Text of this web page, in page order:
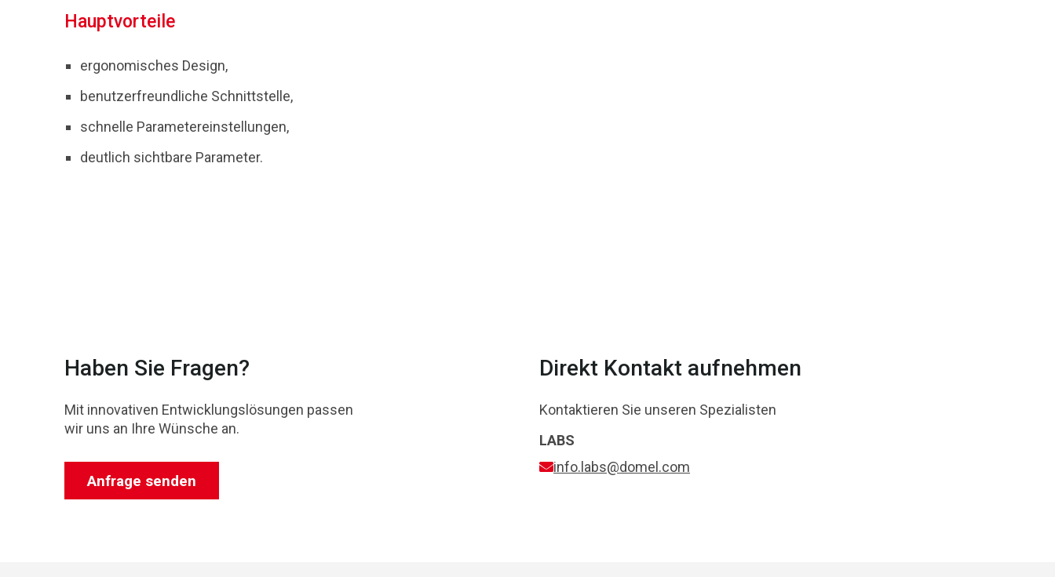
Hauptvorteile
ergonomisches Design,
benutzerfreundliche Schnittstelle,
schnelle Parametereinstellungen,
deutlich sichtbare Parameter.
Haben Sie Fragen?
Mit innovativen Entwicklungslösungen passen
wir uns an Ihre Wünsche an.
Anfrage senden
Direkt Kontakt aufnehmen
Kontaktieren Sie unseren Spezialisten
LABS
info.labs@domel.com